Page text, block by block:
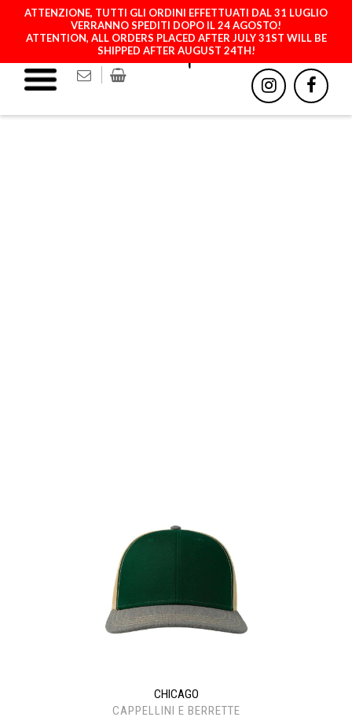
ATTENZIONE, TUTTI GLI ORDINI EFFETTUATI DAL 31 LUGLIO
VERRANNO SPEDITI DOPO IL 24 AGOSTO!
ATTENTION, ALL ORDERS PLACED AFTER JULY 31ST WILL BE
SHIPPED AFTER AUGUST 24TH!
CHICAGO
CAPPELLINI E BERRETTE